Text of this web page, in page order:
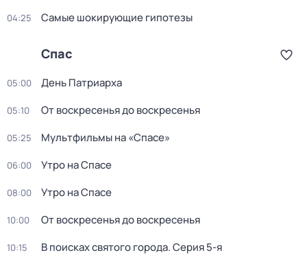
04:25 Самые шoкиpующие гипотезы
Спас
05:00 День Патриарха
05:10 От воскресенья до воскресенья
05:25 Мультфильмы на «Спасе»
06:00 Утро на Спасе
08:00 Утро на Спасе
10:00 От воскресенья до воскресенья
10:15 В поисках святого города. Серия 5-я